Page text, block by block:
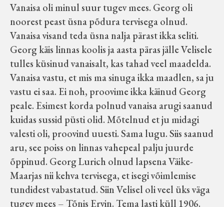
Vanaisa oli minul suur tugev mees. Georg oli
noorest peast üsna põdura tervisega olnud.
Vanaisa visand teda üsna nalja pärast ikka seliti.
Georg käis linnas koolis ja aasta päras jälle Velisele
tulles küsinud vanaisalt, kas tahad veel maadelda.
Vanaisa vastu, et mis ma sinuga ikka maadlen, sa ju
vastu ei saa. Ei noh, proovime ikka käinud Georg
peale. Esimest korda polnud vanaisa arugi saanud
kuidas sussid püsti olid. Mõtelnud et ju midagi
valesti oli, proovind uuesti. Sama lugu. Siis saanud
aru, see poiss on linnas vahepeal palju juurde
õppinud. Georg Lurich olnud lapsena Väike-
Maarjas nii kehva tervisega, et isegi võimlemise
tundidest vabastatud. Siin Velisel oli veel üks väga
tugev mees – Tõnis Ervin. Tema lasti küll 1906.